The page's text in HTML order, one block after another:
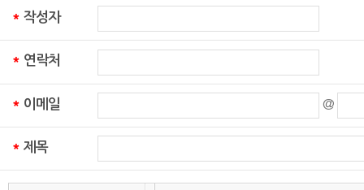
* 작성자
* 연락처
* 이메일 @
* 제목